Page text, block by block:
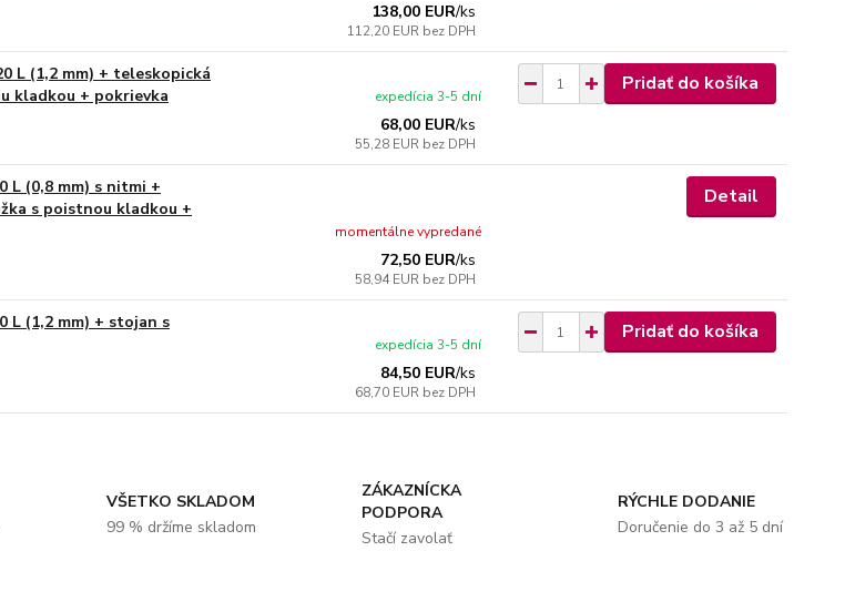
138,00 EUR/ks
112,20 EUR bez DPH
L (1,2 mm) + teleskopická
kladkou + pokrievka
68,00 EUR/ks
55,28 EUR bez DPH
expedícia 3-5 dní
Pridať do košíka
(0,8 mm) s nitmi +
s poistnou kladkou +
72,50 EUR/ks
58,94 EUR bez DPH
momentálne vypredané
Detail
(1,2 mm) + stojan s
84,50 EUR/ks
68,70 EUR bez DPH
expedícia 3-5 dní
Pridať do košíka
VŠETKO SKLADOM
99 % držíme skladom
ZÁKAZNÍCKA
PODPORA
Stačí zavolať
RÝCHLE DODANIE
Doručenie do 3 až 5 dní